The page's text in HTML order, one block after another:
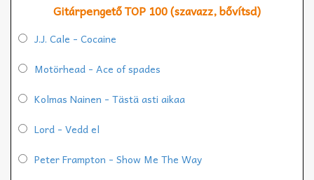
Gitárpengető TOP 100 (szavazz, bővítsd)
J.J. Cale - Cocaine
Motörhead - Ace of spades
Kolmas Nainen - Tästä asti aikaa
Lord - Vedd el
Peter Frampton - Show Me The Way